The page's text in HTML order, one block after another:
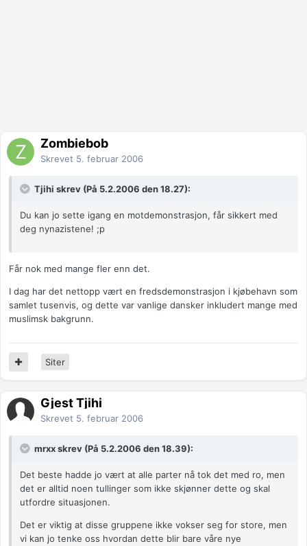
Zombiebob
Skrevet 5. februar 2006
Tjihi skrev (På 5.2.2006 den 18.27):
Du kan jo sette igang en motdemonstrasjon, får sikkert med
deg nynazistene! ;p
Får nok med mange fler enn det.
I dag har det nettopp vært en fredsdemonstrasjon i kjøbehavn som
samlet tusenvis, og dette var vanlige dansker inkludert mange med
muslimsk bakgrunn.
Siter
Gjest Tjihi
Skrevet 5. februar 2006
mrxx skrev (På 5.2.2006 den 18.39):
Det beste hadde jo vært at alle parter nå tok det med ro, men
det er alltid noen tullinger som ikke skjønner dette og skal
utfordre situasjonen.
Det er viktig at disse gruppene ikke vokser seg for store, men
vi kan jo tenke oss hvordan dette blir bare våre nye